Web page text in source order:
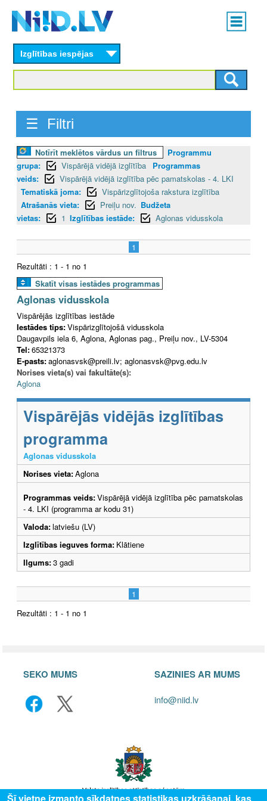
content
Main
menu
Izglītības iespējas
☰ Filtri
Notīrīt meklētos vārdus un filtrus
Programmu
grupa:
Vispārējā vidējā izglītība
Programmas
veids:
Vispārējā vidējā izglītība pēc pamatskolas - 4. LKI
Tematiskā joma:
Vispārizglītojoša rakstura izglītība
Atrašanās vieta:
Preiļu nov. Budžeta
vietas:
1 Izglītības iestāde: Aglonas vidusskola
1
Rezultāti : 1 - 1 no 1
Skatīt visas iestādes programmas
Aglonas vidusskola
Vispārējās izglītības iestāde
Iestādes tips:Vispārizglītojošā vidusskola
Daugavpils iela 6, Aglona, Aglonas pag., Preiļu nov., LV-5304
Tel:65321373
E-pasts:aglonasvsk@preili.lv; aglonasvsk@pvg.edu.lv
Norises vieta(s) vai fakultāte(s):
Aglona
Vispārējās vidējās izglītības
programma
Aglonas vidusskola
Norises vieta:Aglona
Programmas veids:Vispārējā vidējā izglītība pēc pamatskolas
- 4. LKI (programma ar kodu 31)
Valoda:latviešu (LV)
Izglītības ieguves forma: Klātiene
Ilgums:3 gadi
1
Rezultāti : 1 - 1 no 1
SEKO MUMS SAZINIES AR MUMS
info@niid.lv